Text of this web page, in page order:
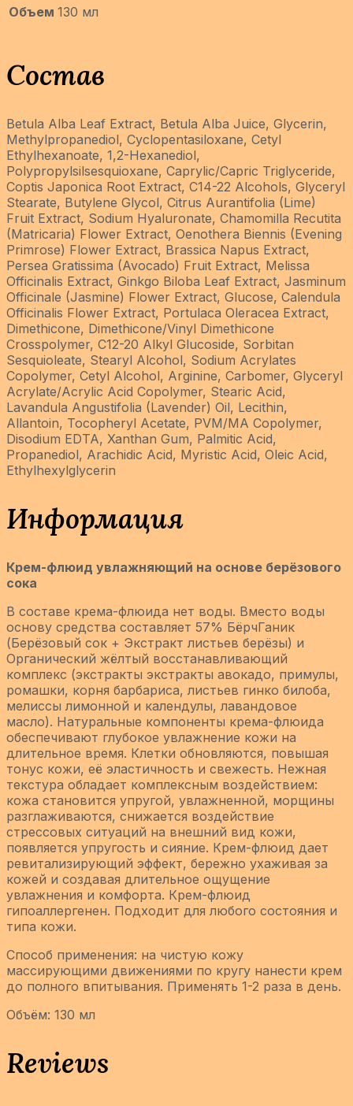
Объем 130 мл
Состав
Betula Alba Leaf Extract, Betula Alba Juice, Glycerin,
Methylpropanediol, Cyclopentasiloxane, Cetyl
Ethylhexanoate, 1,2-Hexanediol,
Polypropylsilsesquioxane, Caprylic/Capric Triglyceride,
Coptis Japonica Root Extract, C14-22 Alcohols, Glyceryl
Stearate, Butylene Glycol, Citrus Aurantifolia (Lime)
Fruit Extract, Sodium Hyaluronate, Chamomilla Recutita
(Matricaria) Flower Extract, Oenothera Biennis (Evening
Primrose) Flower Extract, Brassica Napus Extract,
Persea Gratissima (Avocado) Fruit Extract, Melissa
Officinalis Extract, Ginkgo Biloba Leaf Extract, Jasminum
Officinale (Jasmine) Flower Extract, Glucose, Calendula
Officinalis Flower Extract, Portulaca Oleracea Extract,
Dimethicone, Dimethicone/Vinyl Dimethicone
Crosspolymer, C12-20 Alkyl Glucoside, Sorbitan
Sesquioleate, Stearyl Alcohol, Sodium Acrylates
Copolymer, Cetyl Alcohol, Arginine, Carbomer, Glyceryl
Acrylate/Acrylic Acid Copolymer, Stearic Acid,
Lavandula Angustifolia (Lavender) Oil, Lecithin,
Allantoin, Tocopheryl Acetate, PVM/MA Copolymer,
Disodium EDTA, Xanthan Gum, Palmitic Acid,
Propanediol, Arachidic Acid, Myristic Acid, Oleic Acid,
Ethylhexylglycerin
Информация
Крем-флюид увлажняющий на основе берёзового
сока
В составе крема-флюида нет воды. Вместо воды
основу средства составляет 57% БёрчГаник
(Берёзовый сок + Экстракт листьев берёзы) и
Органический жёлтый восстанавливающий
комплекс (экстракты экстракты авокадо, примулы,
ромашки, корня барбариса, листьев гинко билоба,
мелиссы лимонной и календулы, лавандовое
масло). Натуральные компоненты крема-флюида
обеспечивают глубокое увлажнение кожи на
длительное время. Клетки обновляются, повышая
тонус кожи, её эластичность и свежесть. Нежная
текстура обладает комплексным воздействием:
кожа становится упругой, увлажненной, морщины
разглаживаются, снижается воздействие
стрессовых ситуаций на внешний вид кожи,
появляется упругость и сияние. Крем-флюид дает
ревитализирующий эффект, бережно ухаживая за
кожей и создавая длительное ощущение
увлажнения и комфорта. Крем-флюид
гипоаллергенен. Подходит для любого состояния и
типа кожи.
Способ применения: на чистую кожу
массирующими движениями по кругу нанести крем
до полного впитывания. Применять 1-2 раза в день.
Объём: 130 мл
Reviews